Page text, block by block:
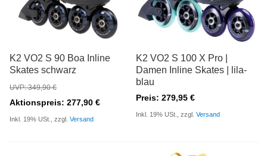
K2 VO2 S 90 Boa Inline
Skates schwarz
UVP: 349,90 €
Aktionspreis: 277,90 €
Inkl. 19% USt., zzgl.Versand
K2 VO2 S 100 X Pro |
Damen Inline Skates | lila-
blau
Preis: 279,95 €
Inkl. 19% USt., zzgl.Versand